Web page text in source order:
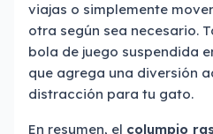
viajas o simplemente
otra según sea necesario.
bola de juego suspendida
que agrega una diversión
distracción para tu gato.
En resumen, el columpio